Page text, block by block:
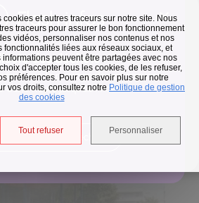
et autres traceurs sur notre site. Nous
traceurs pour assurer le bon fonctionnement
vidéos, personnaliser nos contenus et nos
fonctionnalités liées aux réseaux sociaux, et
peuvent être partagées avec nos
d'accepter tous les cookies, de les refuser,
préférences. Pour en savoir plus sur notre
vos droits, consultez notre Politique de gestion
des cookies
Tout refuser Personnaliser
Flash infos
des déchets
le passage de nos camions
d'une heure jusqu'au 14 août.
à l'univers déchets
adaptés aux périodes de fortes